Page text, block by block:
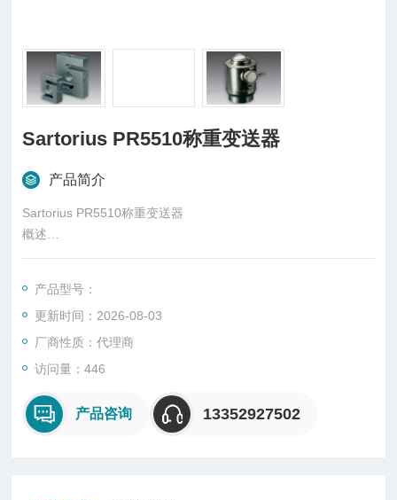
Sartorius PR5510称重变送器
产品简介
Sartorius PR5510称重变送器
概述
称重变送器也叫做重量变送器，是一种将物理量变换成电信号，
器。通常采用SMT工艺，针对工业过程的电阻应变式信号传感器
而设计制造，适用于于不同规格称重传感器。
产品型号：
更新时间：2026-08-03
厂商性质：代理商
访问量：446
产品咨询 13352927502